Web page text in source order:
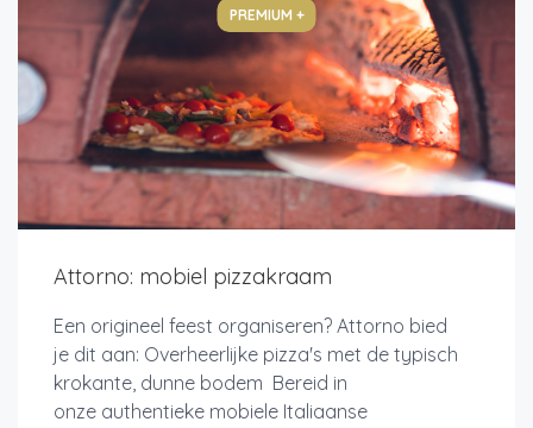
PREMIUM +
Attorno: mobiel pizzakraam
Een origineel feest organiseren? Attorno bied
je dit aan: Overheerlijke pizza's met de typisch
krokante, dunne bodem Bereid in
onze authentieke mobiele Italiaanse